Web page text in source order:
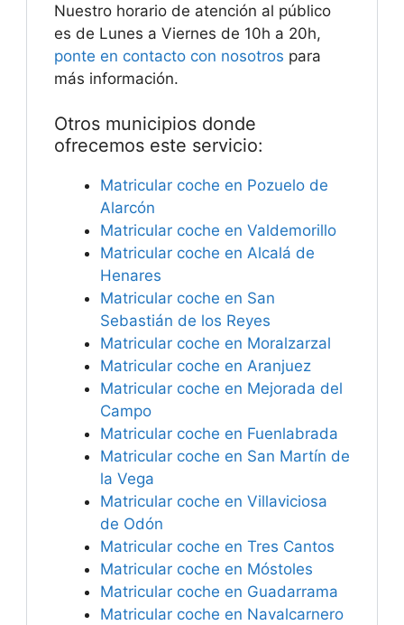
Nuestro horario de atención al público
es de Lunes a Viernes de 10h a 20h,
ponte en contacto con nosotros para
más información.
Otros municipios donde
ofrecemos este servicio:
Matricular coche en Pozuelo de
Alarcón
Matricular coche en Valdemorillo
Matricular coche en Alcalá de
Henares
Matricular coche en San
Sebastián de los Reyes
Matricular coche en Moralzarzal
Matricular coche en Aranjuez
Matricular coche en Mejorada del
Campo
Matricular coche en Fuenlabrada
Matricular coche en San Martín de
la Vega
Matricular coche en Villaviciosa
de Odón
Matricular coche en Tres Cantos
Matricular coche en Móstoles
Matricular coche en Guadarrama
Matricular coche en Navalcarnero